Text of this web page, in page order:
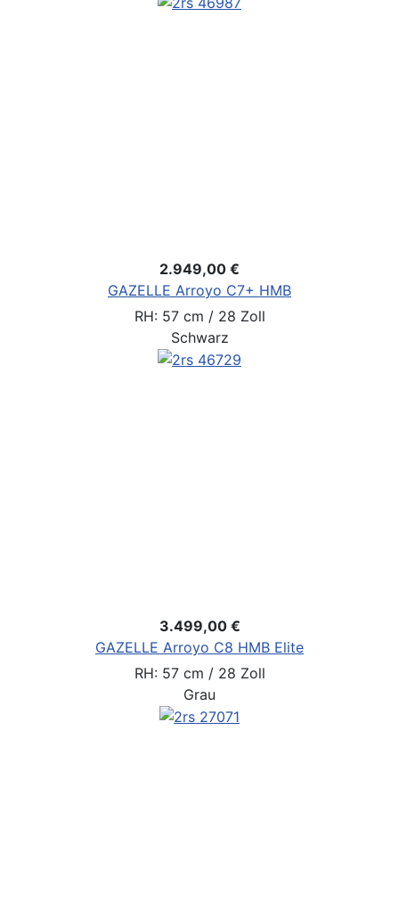
2.949,00 €
GAZELLE Arroyo C7+ HMB
RH: 57 cm / 28 Zoll
Schwarz
3.499,00 €
GAZELLE Arroyo C8 HMB Elite
RH: 57 cm / 28 Zoll
Grau